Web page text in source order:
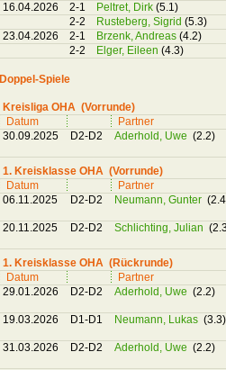
16.04.2026
2-1 Peltret, Dirk (5.1)
2-2
Rusteberg, Sigrid (5.3)
23.04.2026
2-1 Brzenk, Andreas (4.2)
2-2
Elger, Eileen (4.3)
Doppel-Spiele
Kreisliga OHA (Vorrunde)
Datum
Partner
30.09.2025
D2-D2 Aderhold, Uwe (2.2)
1. Kreisklasse OHA (Vorrunde)
Datum
Partner
06.11.2025
D2-D2 Neumann, Gunter
20.11.2025 D2-D2 Schlichting, Julian
1. Kreisklasse OHA (Rückrunde)
Datum
Partner
29.01.2026
D2-D2 Aderhold, Uwe (2.2)
19.03.2026 D1-D1 Neumann, Lukas (3.3)
31.03.2026 D2-D2 Aderhold, Uwe (2.2)